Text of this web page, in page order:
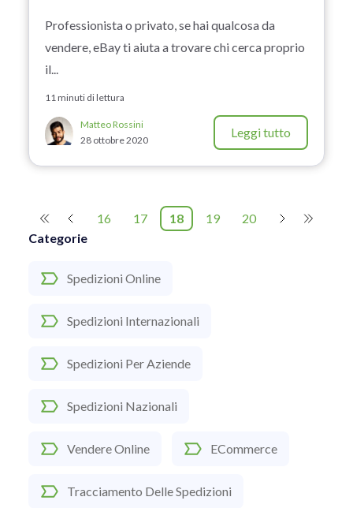
Categorie
Spedizioni Online
Spedizioni Internazionali
Spedizioni Per Aziende
Spedizioni Nazionali
Vendere Online ECommerce
Tracciamento Delle Spedizioni
Professionista o privato, se hai qualcosa da
vendere, eBay ti aiuta a trovare chi cerca proprio
il...
11 minuti di lettura
Matteo Rossini
28 ottobre 2020
Leggi tutto
16 17 18 19 20